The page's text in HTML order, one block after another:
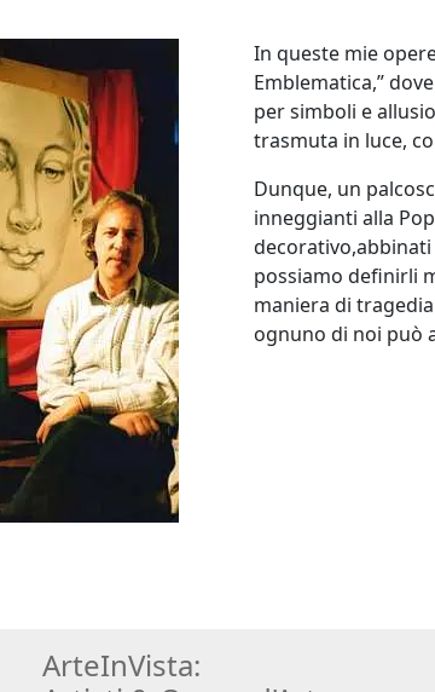
In queste mie
Emblematica,”
per simboli e
trasmuta in luce,
Dunque, un
inneggianti alla
possiamo definirli
maniera di
ognuno di noi può
ArteInVista: